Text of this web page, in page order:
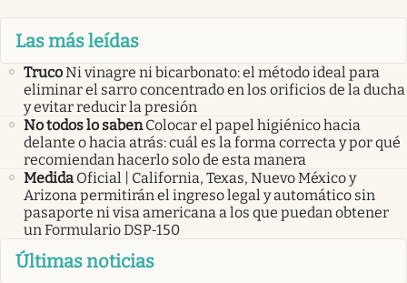
Las más leídas
TrucoNi vinagre ni bicarbonato: el método ideal para
eliminar el sarro concentrado en los orificios de la ducha
y evitar reducir la presión
No todos lo saben Colocar el papel higiénico hacia
delante o hacia atrás: cuál es la forma correcta y por qué
recomiendan hacerlo solo de esta manera
Medida Oficial | California, Texas, Nuevo México y
Arizona permitirán el ingreso legal y automático sin
pasaporte ni visa americana a los que puedan obtener
un Formulario DSP-150
Últimas noticias